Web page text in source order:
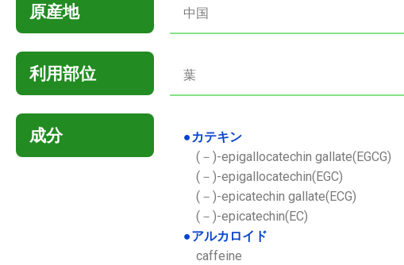
原産地 中国
利用部位 葉
成分
●カテキン
(－)-epigallocatechin gallate(EGCG)
(－)-epigallocatechin(EGC)
(－)-epicatechin gallate(ECG)
(－)-epicatechin(EC)
●アルカロイド
caffeine